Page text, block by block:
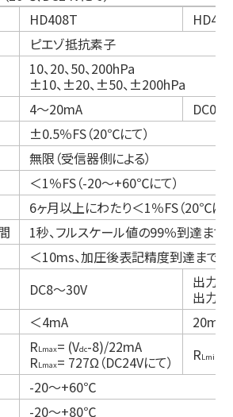
HD408T
ピエゾ抵抗素子
10、20、50、200hPa
±10、±20、±50、±200hPa
4～20mA
DC0～
±0.5％FS（20℃にて）
無限（受信器側による）
＜1％FS（-20～+60℃にて）
6ヶ月以上にわたり＜1％FS（20℃に
1秒、フルスケール値の99％到達まで
＜10ms、加圧後表記精度到達まで
DC8～30V
出力
出力
＜4mA
20mA
RLmax= (Vdc-8)/22mA
RLmax= 727Ω（DC24Vにて） RLmin
-20～+60℃
-20～+80℃